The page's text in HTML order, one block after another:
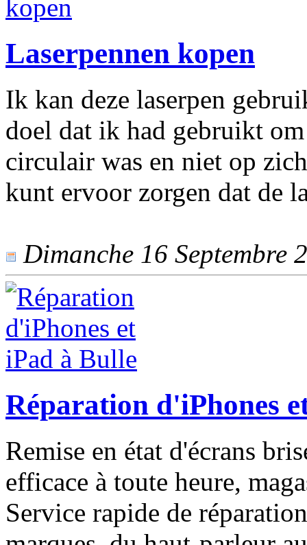
Laserpennen kopen
Ik kan deze laserpen
doel dat ik had gebruikt
circulair was en niet op
kunt ervoor zorgen dat de
Dimanche 16 Septembre
Réparation d'iPhones
Remise en état d'écrans
efficace à toute heure,
Service rapide de